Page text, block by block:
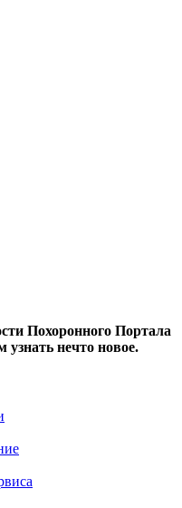
Похоронного Портала
узнать нечто новое.